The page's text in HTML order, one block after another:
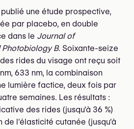
une étude prospective,
par placebo, en double
dans le Journal of
B. Soixante-seize
rides du visage ont reçu soit
633 nm, la combinaison
lumière factice, deux fois par
semaines. Les résultats :
des rides (jusqu'à 36 %)
de l'élasticité cutanée (jusqu'à